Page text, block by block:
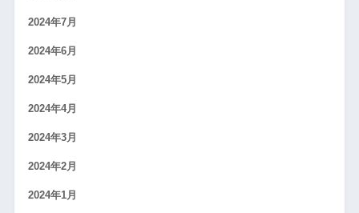
2024年7月
2024年6月
2024年5月
2024年4月
2024年3月
2024年2月
2024年1月